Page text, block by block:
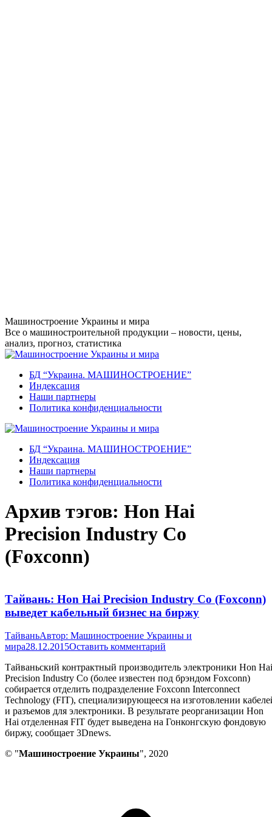
Машиностроение Украины и мира
Все о машиностроительной продукции – новости, цены,
анализ, прогноз, статистика
БД “Украина. МАШИНОСТРОЕНИЕ”
Индекcация
Наши партнеры
Политика конфиденциальности
БД “Украина. МАШИНОСТРОЕНИЕ”
Индекcация
Наши партнеры
Политика конфиденциальности
Архив тэгов: Hon Hai
Precision Industry Co
(Foxconn)
Тайвань: Hon Hai Precision Industry Co (Foxconn)
выведет кабельный бизнес на биржу
ТайваньАвтор: Машиностроение Украины и
мира28.12.2015Оставить комментарий
Тайваньский контрактный производитель электроники Hon Hai
Precision Industry Co (более известен под брэндом Foxconn)
собирается отделить подразделение Foxconn Interconnect
Technology (FIT), специализирующееся на изготовлении
и разъемов для электроники. В результате реорганизации Hon
Hai отделенная FIT будет выведена на Гонконгскую фондовую
биржу, сообщает 3Dnews.
© "Машиностроение Украины", 2020